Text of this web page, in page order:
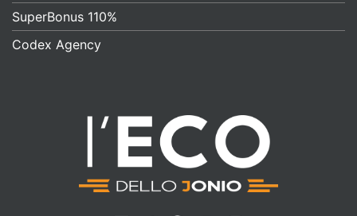
SuperBonus 110%
Codex Agency